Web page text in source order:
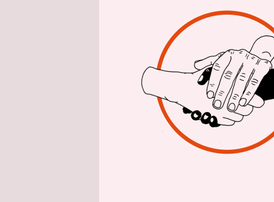
Bei
der Name
Leben
unserem
„komplett
sei
ihm nahe